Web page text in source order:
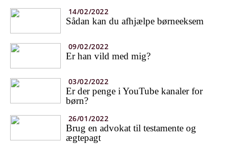
14/02/2022
Sådan kan du afhjælpe børneeksem
09/02/2022
Er han vild med mig?
03/02/2022
Er der penge i YouTube kanaler for
børn?
26/01/2022
Brug en advokat til testamente og
ægtepagt